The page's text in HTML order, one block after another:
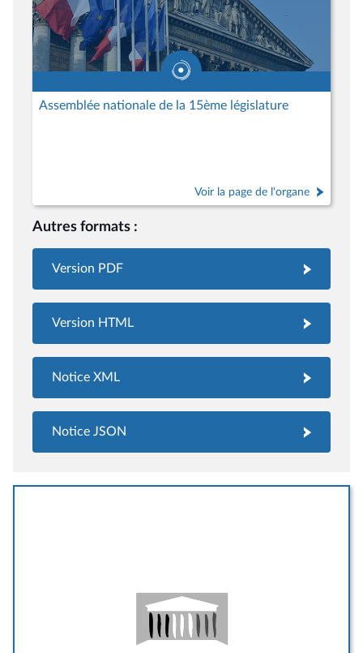
Assemblée nationale de la 15ème législature
Voir la page de l'organe
Autres formats :
Version PDF
Version HTML
Notice XML
Notice JSON